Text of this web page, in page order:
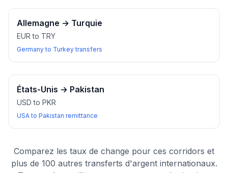
Allemagne → Turquie
EUR to TRY
Germany to Turkey transfers
États-Unis → Pakistan
USD to PKR
USA to Pakistan remittance
Comparez les taux de change pour ces corridors et
plus de 100 autres transferts d'argent internationaux.